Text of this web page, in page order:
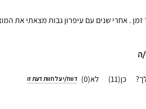
. אחרי שנים עם עיפרון גבות מצאתי את
ה
11
0 דווח/י על חוות דעת זו